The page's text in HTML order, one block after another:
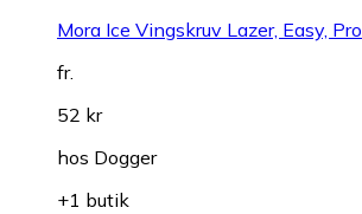
Mora Ice Vingskruv Lazer, Easy, Pro
fr.
52 kr
hos Dogger
+1 butik